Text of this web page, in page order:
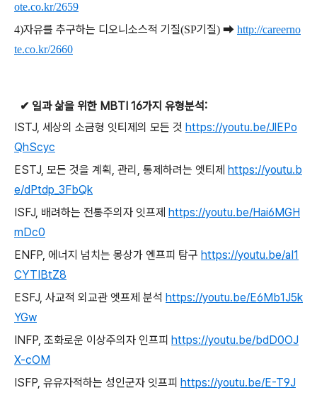
ote.co.kr/2659
4)자유를 추구하는 디오니소스적 기질(SP기질) ➡ http://careerno
te.co.kr/2660
✔ 일과 삶을 위한 MBTI 16가지 유형분석 :
ISTJ, 세상의 소금형 잇티제의 모든 것 https://youtu.be/JlEPo
QhScyc
ESTJ, 모든 것을 계획, 관리 , 통제하려는 엣티제 https://youtu.b
e/dPtdp_3FbQk
ISFJ, 배려하는 전통주의자 잇프제 https://youtu.be/Hai6MGH
mDc0
ENFP, 에너지 넘치는 몽상가 엔프피 탐구 https://youtu.be/aI1
CYTIBtZ8
ESFJ, 사교적 외교관 엣프제 분석 https://youtu.be/E6Mb1J5k
YGw
INFP, 조화로운 이상주의자 인프피 https://youtu.be/bdD0OJ
X-cOM
ISFP, 유유자적하는 성인군자 잇프피 https://youtu.be/E-T9J